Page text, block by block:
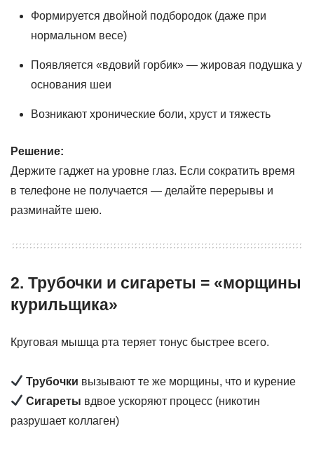
Формируется двойной подбородок (даже при
нормальном весе)
Появляется «вдовий горбик» — жировая подушка у
основания шеи
Возникают хронические боли, хруст и тяжесть
Решение:
Держите гаджет на уровне глаз. Если сократить время
в телефоне не получается — делайте перерывы и
разминайте шею.
2. Трубочки и сигареты = «морщины
курильщика»
Круговая мышца рта теряет тонус быстрее всего.
Трубочки вызывают те же морщины, что и курение
Сигареты вдвое ускоряют процесс (никотин
разрушает коллаген)